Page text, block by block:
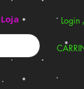
Loja Login